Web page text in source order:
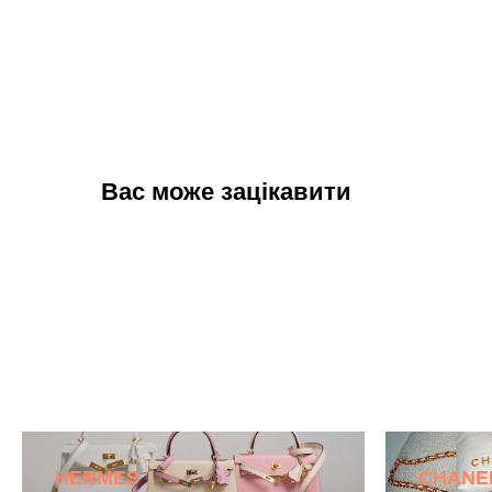
Вас може зацікавити
HERMES